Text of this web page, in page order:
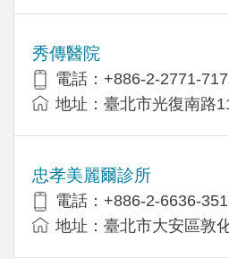
秀傳醫院
電話：+886-2-2771-
地址：臺北市光復南路
忠孝美麗爾診所
電話：+886-2-6636-
地址：臺北市大安區敦